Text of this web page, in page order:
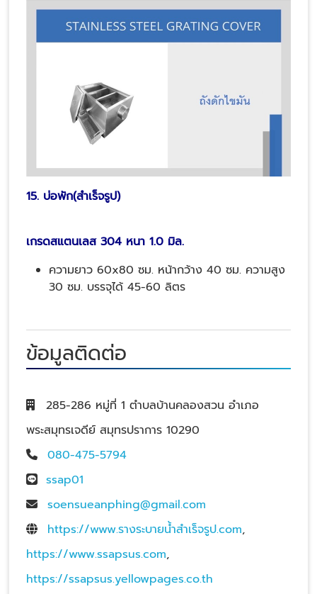
15. บ่อพัก(สำเร็จรูป)
เกรดสแตนเลส 304 หนา 1.0 มิล.
ความยาว 60x80 ซม. หน้ากว้าง 40 ซม. ความสูง
30 ซม. บรรจุได้ 45-60 ลิตร
ข้อมูลติดต่อ
285-286 หมู่ที่ 1 ตำบลบ้านคลองสวน อำเภอ
พระสมุทรเจดีย์ สมุทรปราการ 10290
080-475-5794
ssap01
soensueanphing@gmail.com
https://www.รางระบายน้ําสําเร็จรูป.com,
https://www.ssapsus.com,
https://ssapsus.yellowpages.co.th